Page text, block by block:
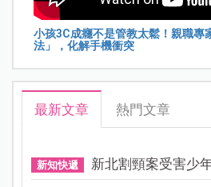
小孩3C成癮不是管教太鬆！親職專
法」，化解手機衝突
最新文章 熱門文章
新知快遞 新北割頸案受害少